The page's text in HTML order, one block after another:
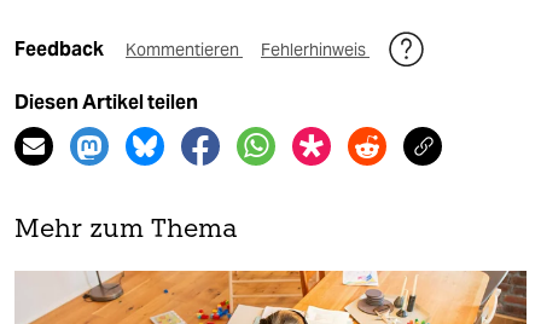
Feedback Kommentieren Fehlerhinweis
Diesen Artikel teilen
Mehr zum Thema